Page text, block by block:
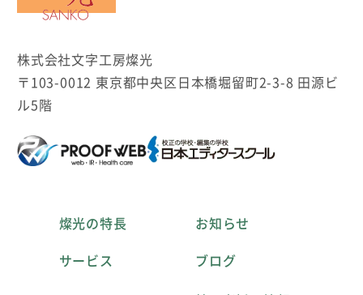
株式会社文字工房燦光
〒103-0012 東京都中央区日本橋堀留町2-3-8 田源ビ
ル5階
燦光の特長
サービス
お知らせ
ブログ